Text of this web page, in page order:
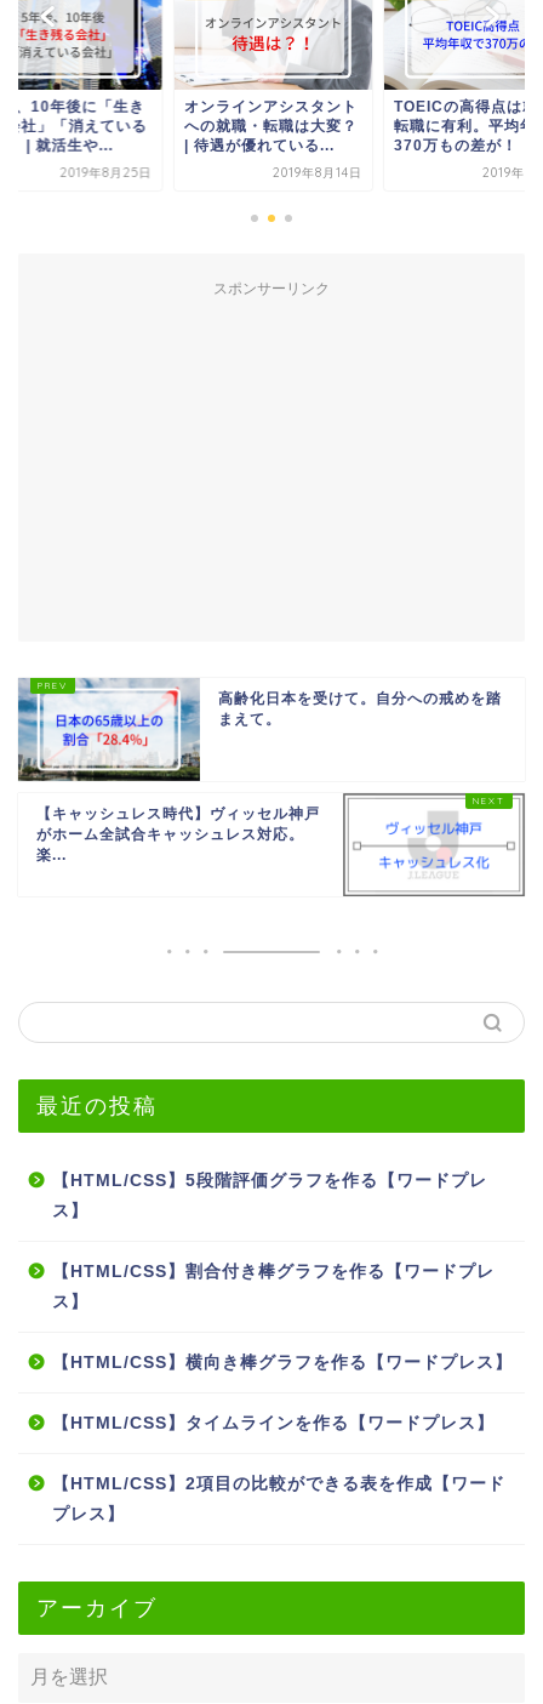
、10年後に「生き
会社」「消えている
」 | 就活生や...
2019年8月25日
オンラインアシスタント
への就職・転職は大変？
| 待遇が優れている...
2019年8月14日
TOEICの高得点は就
転職に有利。平均年
370万もの差が！
2019年6
スポンサーリンク
高齢化日本を受けて。自分への戒めを踏
まえて。
【キャッシュレス時代】ヴィッセル神戸
がホーム全試合キャッシュレス対応。
楽...
最近の投稿
【HTML/CSS】5段階評価グラフを作る【ワードプレ
ス】
【HTML/CSS】割合付き棒グラフを作る【ワードプレ
ス】
【HTML/CSS】横向き棒グラフを作る【ワードプレス】
【HTML/CSS】タイムラインを作る【ワードプレス】
【HTML/CSS】2項目の比較ができる表を作成【ワード
プレス】
アーカイブ